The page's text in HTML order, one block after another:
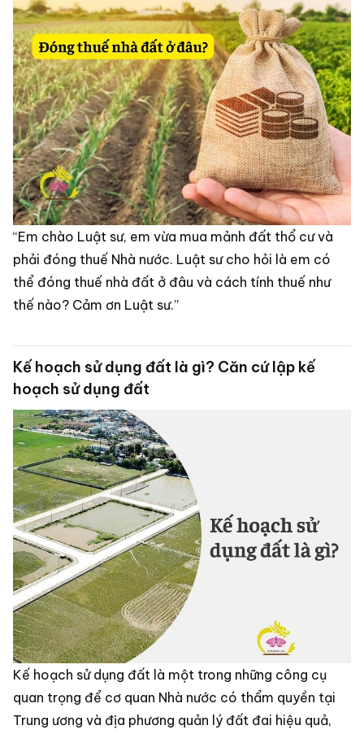
“Em chào Luật sư, em vừa mua mảnh đất thổ cư và
phải đóng thuế Nhà nước. Luật sư cho hỏi là em có
thể đóng thuế nhà đất ở đâu và cách tính thuế như
thế nào? Cảm ơn Luật sư.”
Kế hoạch sử dụng đất là gì? Căn cứ lập kế
hoạch sử dụng đất
Kế hoạch sử dụng đất là một trong những công cụ
quan trọng để cơ quan Nhà nước có thẩm quyền tại
Trung ương và địa phương quản lý đất đai hiệu quả,